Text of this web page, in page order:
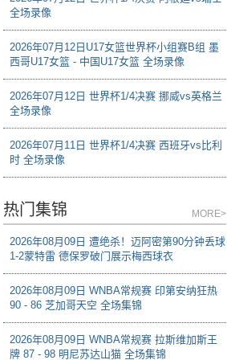
全场录像
2026年07月12日U17女篮世界杯小组赛B组 墨
西哥U17女篮 - 中国U17女篮 全场录像
2026年07月12日 世界杯1/4决赛 挪威vs英格兰
全场录像
2026年07月11日 世界杯1/4决赛 西班牙vs比利
时 全场录像
热门集锦 MORE>
2026年08月09日 遭绝杀！迈阿密第90分钟丢球
1-2蒙特雷 德保罗破门展示梅西球衣
2026年08月09日 WNBA常规赛 印第安纳狂热
90 - 86 芝加哥天空 全场集锦
2026年08月09日 WNBA常规赛 拉斯维加斯王
牌 87 - 98 明尼苏达山猫 全场集锦